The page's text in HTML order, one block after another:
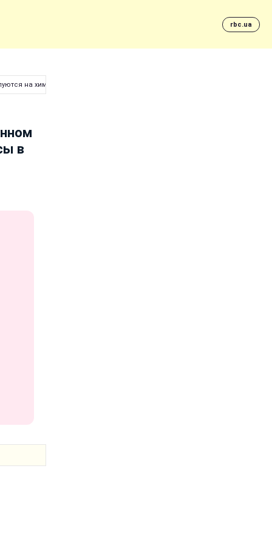
rbc.ua
на химические выбросы в воздух
в